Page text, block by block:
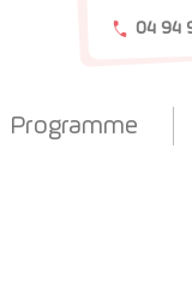
04 94
Programme